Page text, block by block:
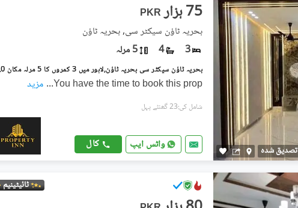
تصدیق شدہ
PKR 75 ہزار
بحریہ ٹاؤن سیکٹر سی, بحریہ ٹاؤن
3
4 5 مرلہ
You have the time to book this prop
... مزید
شامل کی:23 گھنٹے پہل
واٹس ایپ کال
ٹائیٹینیم